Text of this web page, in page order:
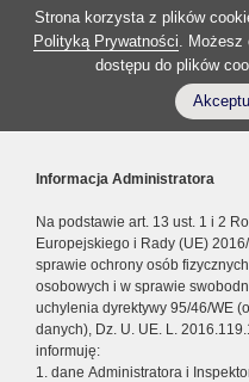
Strona korzysta z plików
Polityką Prywatności. Możesz
dostępu do plików
Informacja Administratora
Na podstawie art. 13 ust. 1 i 2
Europejskiego i Rady (UE)
sprawie ochrony osób
osobowych i w sprawie
uchylenia dyrektywy 95/46/WE
danych), Dz. U. UE. L.
informuję:
1. dane Administratora i